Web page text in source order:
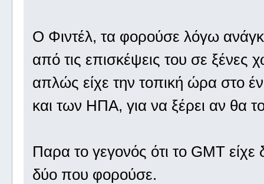
Ο Φιντέλ, τα φορούσε λόγω
από τις επισκέψεις του σε
απλώς είχε την τοπική ώρα στο
και των ΗΠΑ, για να ξέρει αν θα
Παρα το γεγονός ότι το GMT
δύο που φορούσε.